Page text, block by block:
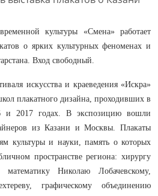
культуры «Смена» работает
о ярких культурных феноменах и
Вход свободный.
искусства и краеведения «Искра»
плакатного дизайна, проходивших в
и 2017 годах. В экспозицию вошли
из Казани и Москвы. Плакаты
культуры и науки, память о которых
пространстве региона: хирургу
Николаю Лобачевскому,
графическому объединению